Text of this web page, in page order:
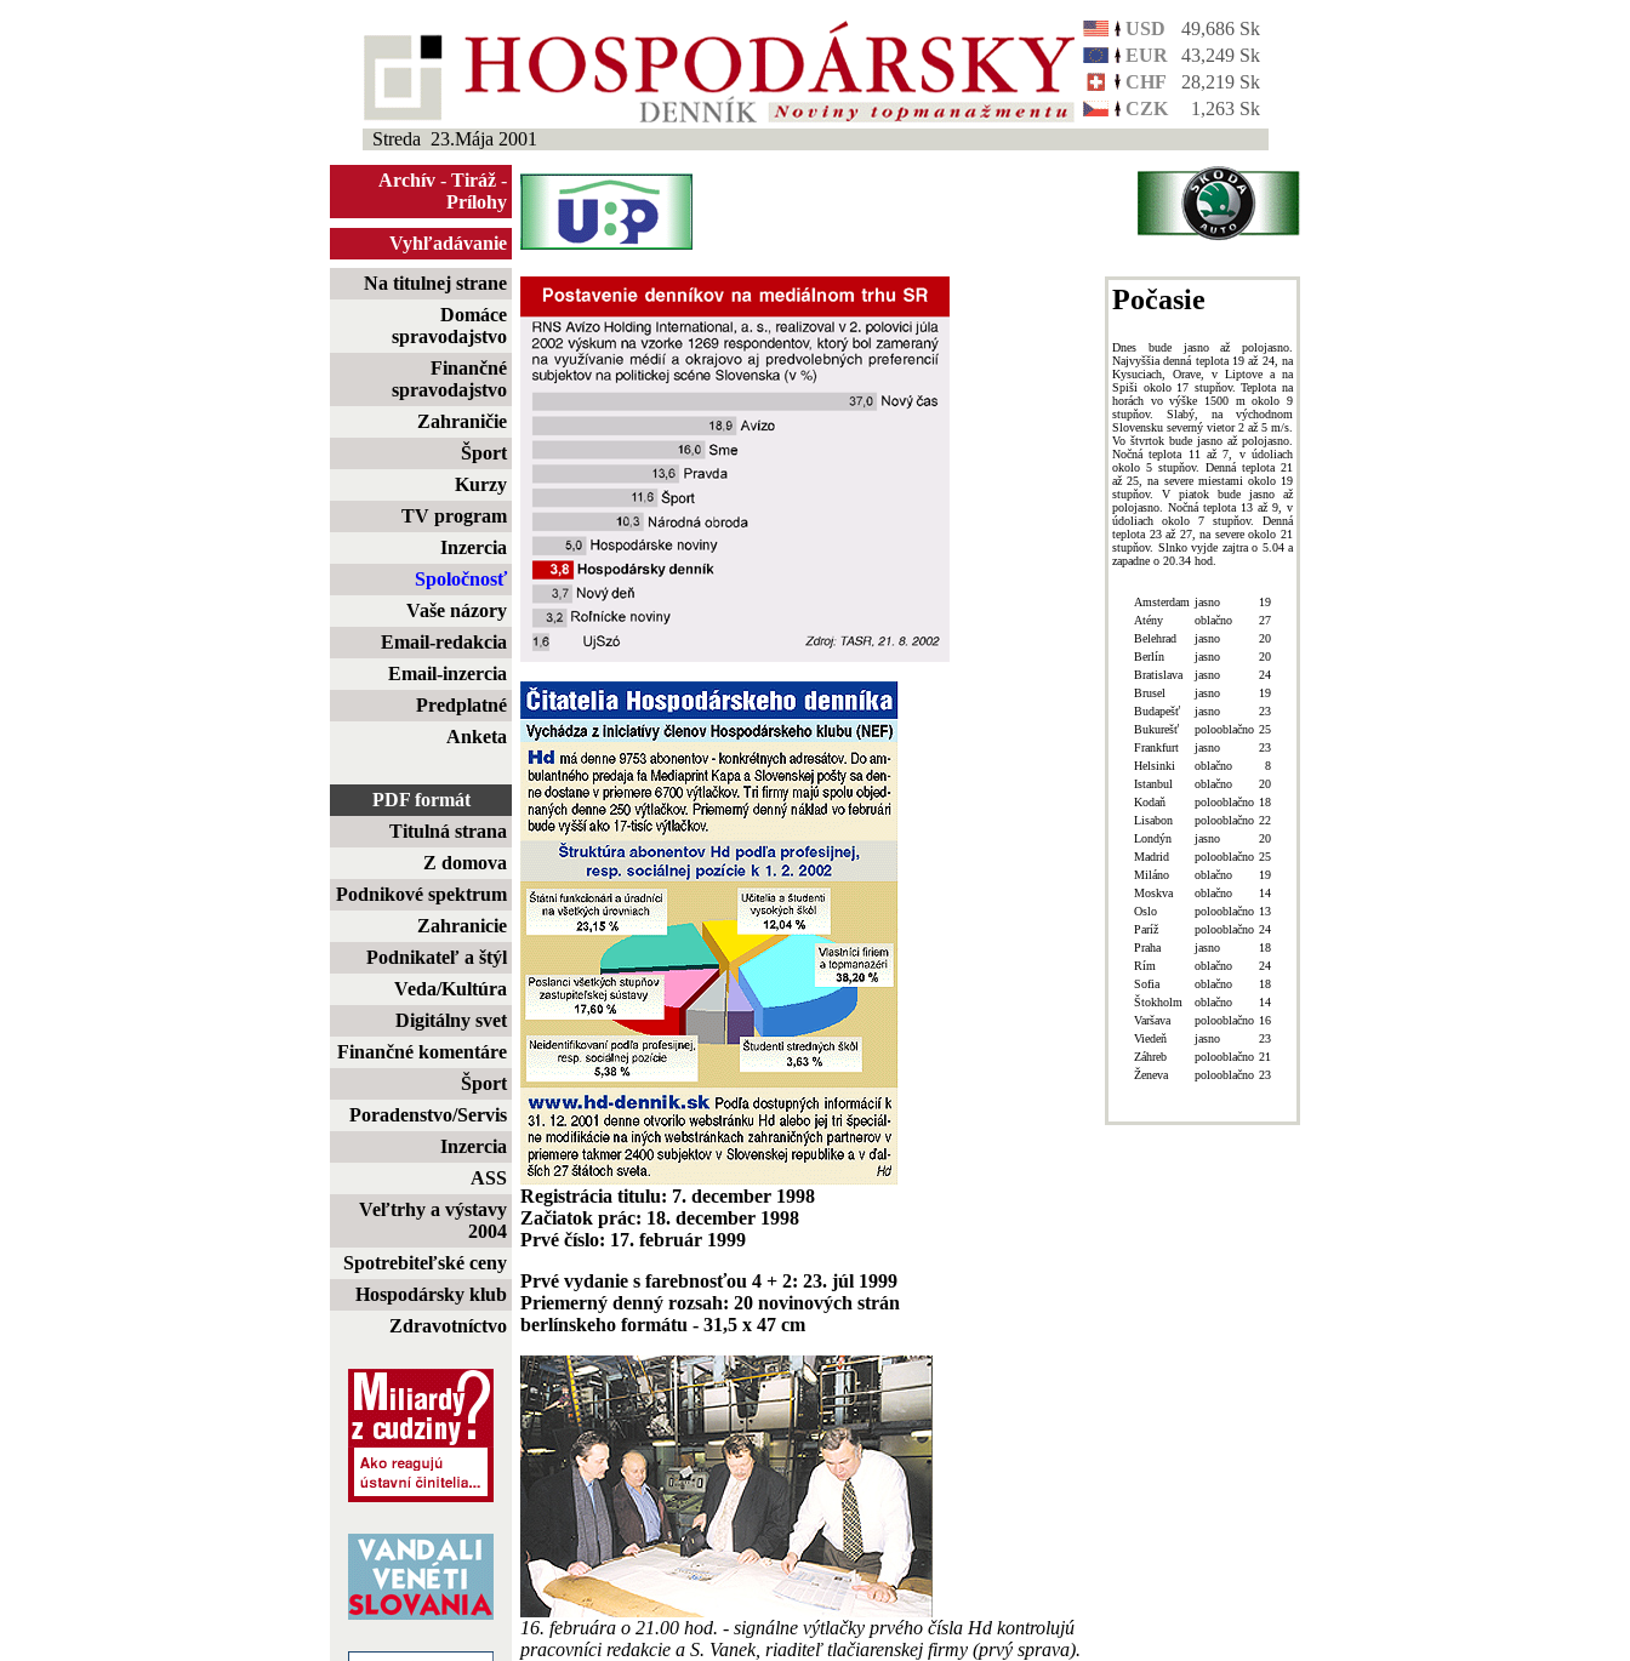
USD
49,686 Sk
EUR
43,249 Sk
CHF
28,219 Sk
CZK
1,263 Sk
Streda 23.Mája 2001
Archív - Tiráž -
Prílohy
Vyhľadávanie
Na titulnej strane
Domáce
spravodajstvo
Finančné
spravodajstvo
Zahraničie
Šport
Kurzy
TV program
Inzercia
Spoločnosť
Vaše názory
Email-redakcia
Email-inzercia
Predplatné
Anketa
PDF formát
Titulná strana
Z domova
Podnikové spektrum
Zahranicie
Podnikateľ a štýl
Veda/Kultúra
Digitálny svet
Finančné komentáre
Šport
Poradenstvo/Servis
Inzercia
ASS
Veľtrhy a výstavy
2004
Spotrebiteľské ceny
Hospodársky klub
Zdravotníctvo
Registrácia titulu: 7. december 1998
Začiatok prác: 18. december 1998
Prvé číslo: 17. február 1999
Prvé vydanie s farebnosťou 4 + 2: 23. júl 1999
Priemerný denný rozsah: 20 novinových strán
berlínskeho formátu - 31,5 x 47 cm
16. februára o 21.00 hod. - signálne výtlačky prvého čísla Hd kontrolujú
pracovníci redakcie a S. Vanek, riaditeľ tlačiarenskej firmy (prvý sprava).
Počasie
Dnes bude jasno až polojasno.
Najvyššia denná teplota 19 až 24, na
Kysuciach, Orave, v Liptove a na
Spiši okolo 17 stupňov. Teplota na
horách vo výške 1500 m okolo 9
stupňov. Slabý, na východnom
Slovensku severný vietor 2 až 5 m/s.
Vo štvrtok bude jasno až polojasno.
Nočná teplota 11 až 7, v údoliach
okolo 5 stupňov. Denná teplota 21
až 25, na severe miestami okolo 19
stupňov. V piatok bude jasno až
polojasno. Nočná teplota 13 až 9, v
údoliach okolo 7 stupňov. Denná
teplota 23 až 27, na severe okolo 21
stupňov. Slnko vyjde zajtra o 5.04 a
zapadne o 20.34 hod.
Amsterdam jasno
19
Atény
oblačno
27
Belehrad
jasno
20
Berlín
jasno
20
Bratislava
jasno
24
Brusel
jasno
19
Budapešť
jasno
23
Bukurešť
polooblačno 25
Frankfurt
jasno
23
Helsinki
oblačno
8
Istanbul
oblačno
20
Kodaň
polooblačno 18
Lisabon
polooblačno 22
Londýn
jasno
20
Madrid
polooblačno 25
Miláno
oblačno
19
Moskva
oblačno
14
Oslo
polooblačno 13
Paríž
polooblačno 24
Praha
jasno
18
Rím
oblačno
24
Sofia
oblačno
18
Štokholm
oblačno
14
Varšava
polooblačno 16
Viedeň
jasno
23
Záhreb
polooblačno 21
Ženeva
polooblačno 23